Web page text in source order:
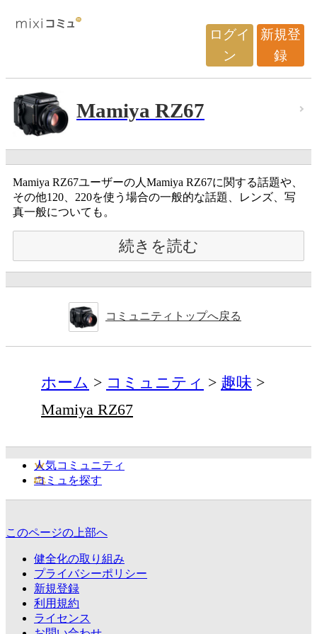
ログイ
ン
新規登
録
Mamiya RZ67
Mamiya RZ67ユーザーの人Mamiya RZ67に関する話題や、
その他120、220を使う場合の一般的な話題、レンズ、写
真一般についても。
続きを読む
コミュニティトップへ戻る
ホーム コミュニティ
趣味
Mamiya RZ67
人気コミュニティ
コミュを探す
このページの上部へ
健全化の取り組み
プライバシーポリシー
新規登録
利用規約
ライセンス